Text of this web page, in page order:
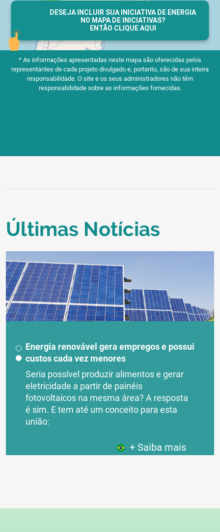
DESEJA INCLUIR SUA INICIATIVA DE ENERGIA
NO MAPA DE INICIATIVAS?
ENTÃO CLIQUE AQUI
* As informações apresentadas neste mapa são oferecidas pelos
representantes de cada projeto divulgado e, portanto, são de sua inteira
responsabilidade. O site e os seus administradores não têm
responsabilidade sobre as informações fornecidas.
Últimas Notícias
Energia renovável gera empregos e possui
custos cada vez menores
Seria possível produzir alimentos e gerar
eletricidade a partir de painéis
fotovoltaicos na mesma área? A resposta
é sim. E tem até um conceito para esta
união:
+ Saiba mais